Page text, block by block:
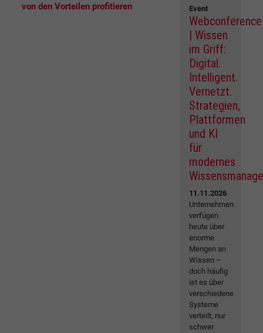
von den Vorteilen profitieren
Event
Webconference
| Wissen
im Griff:
Digital.
Intelligent.
Vernetzt.
Strategien,
Plattformen
und KI
für
modernes
11.11.2026
Unternehmen
verfügen
heute über
enorme
Mengen an
Wissen –
doch häufig
ist es über
verschiedene
Systeme
verteilt, nur
schwer